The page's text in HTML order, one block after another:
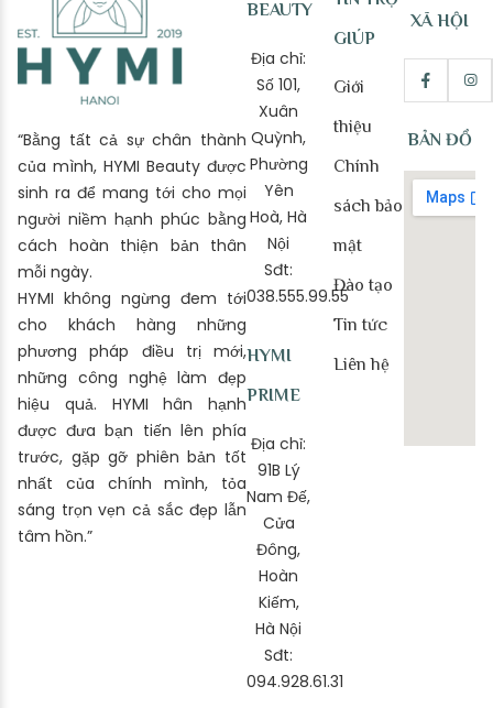
“Bằng tất cả sự chân thành
của mình, HYMI Beauty được
sinh ra để mang tới cho mọi
người niềm hạnh phúc bằng
cách hoàn thiện bản thân
mỗi ngày.
HYMI không ngừng đem tới
cho khách hàng những
phương pháp điều trị mới,
những công nghệ làm đẹp
hiệu quả. HYMI hân hạnh
được đưa bạn tiến lên phía
trước, gặp gỡ phiên bản tốt
nhất của chính mình, tỏa
sáng trọn vẹn cả sắc đẹp lẫn
tâm hồn.”
BEAUTY
Địa chỉ:
Số 101,
Xuân
Quỳnh,
Phường
Yên
Hoà, Hà
Nội
Sđt:
038.555.99.55
HYMI
PRIME
Địa chỉ:
91B Lý
Nam Đế,
Cửa
Đông,
Hoàn
Kiếm,
Hà Nội
Sđt:
094.928.61.31
GIÚP
Giới
thiệu
Chính
sách bảo
mật
Đào tạo
Tin tức
Liên hệ
XÃ HỘI
BẢN ĐỒ